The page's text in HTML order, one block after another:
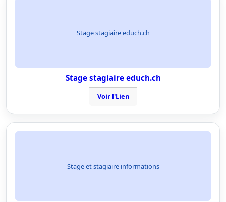
Stage stagiaire educh.ch
Stage stagiaire educh.ch
Voir l'Lien
Stage et stagiaire informations